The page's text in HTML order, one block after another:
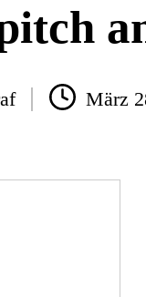
März